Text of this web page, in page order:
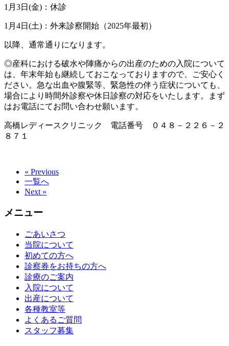
1月3日(金)：休診
1月4日(土)：外来診察開始（2025年最初）
以降、通常通りになります。
◎産科における破水や陣痛からの出産のための入院について
は、年末年始も継続しておこなっておりますので、ご安心く
ださい。急な出血や腹緊等、緊急性の伴う症状についても、
場合により時間外診察や休日診察の対応をいたします。まず
はお電話にてお問い合わせ願います。
高橋レディースクリニック 電話番号 ０４８－２２６－２
８７１
« Previous
一覧へ
Next »
メニュー
ごあいさつ
当院について
初めての方へ
診察券をお持ちの方へ
診療のご案内
入院について
出産について
各種教室等
よくあるご質問
スタッフ募集